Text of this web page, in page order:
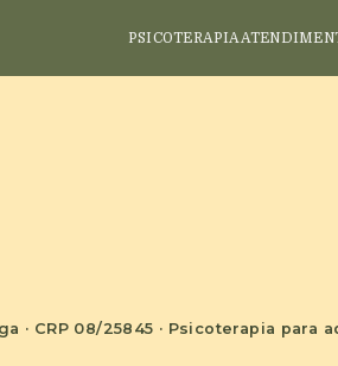
PSICOTERAPIA
· CRP 08/25845 · Psicoterapia para